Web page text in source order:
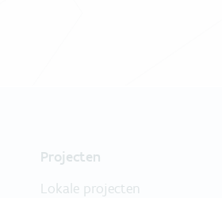
Projecten
Lokale projecten